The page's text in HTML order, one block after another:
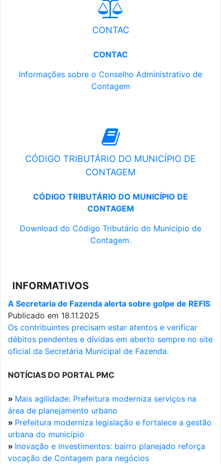
CONTAC
CONTAC
Informações sobre o Conselho Administrativo de
Contagem
CÓDIGO TRIBUTÁRIO DO MUNICÍPIO DE
CONTAGEM
CÓDIGO TRIBUTÁRIO DO MUNICÍPIO DE
CONTAGEM
Download do Código Tributário do Município de
Contagem.
INFORMATIVOS
A Secretaria de Fazenda alerta sobre golpe de REFIS
Publicado em 18.11.2025
Os contribuintes precisam estar atentos e verificar
débitos pendentes e dívidas em aberto sempre no site
oficial da Secretária Municipal de Fazenda.
NOTÍCIAS DO PORTAL PMC
» Mais agilidade: Prefeitura moderniza serviços na
área de planejamento urbano
» Prefeitura moderniza legislação e fortalece a gestão
urbana do município
» Inovação e investimentos: bairro planejado reforça
vocação de Contagem para negócios